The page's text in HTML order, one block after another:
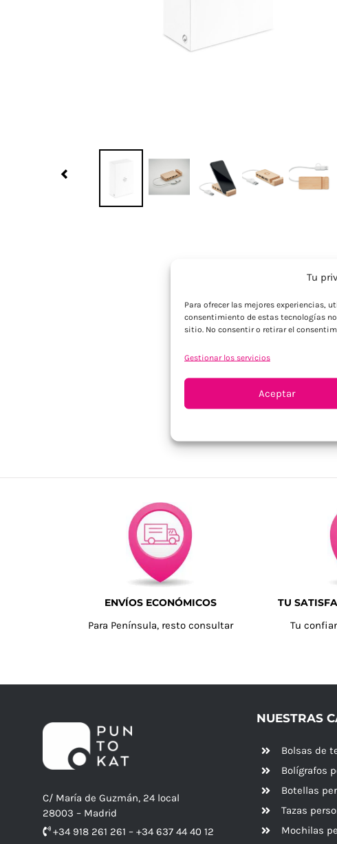
Tu
Para ofrecer las mejores experiencias,
consentimiento de estas tecnologías
sitio. No consentir o retirar el
Gestionar los servicios
Aceptar
ENVÍOS ECONÓMICOS
Para Península, resto consultar
TU
Tu
C/ María de Guzmán, 24 local
28003 – Madrid
+34 918 261 261 – +34 637 44 40 12
NUESTRAS
Bolsas de
Bolígrafos
Botellas
Tazas
Mochilas